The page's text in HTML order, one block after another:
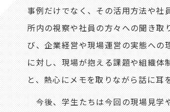
事例だけでなく、その活用方法や
所内の視察や社員の方々への聞き取
び、企業経営や現場運営の実態へ
に対し、現場が抱える課題や組織体
と、熱心にメモを取りながら話に耳
今後、学生たちは今回の現場見学